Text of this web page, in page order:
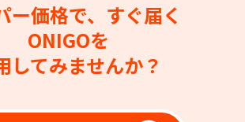
ー価格で、すぐ届く
ONIGOを
してみませんか？